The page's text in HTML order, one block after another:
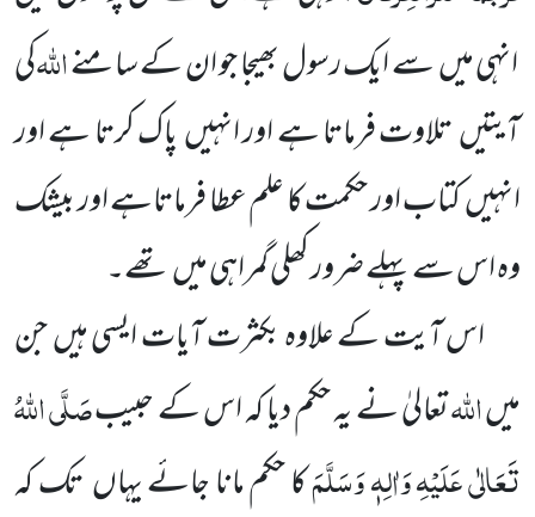
انہی میںسے ایک رسول بھیجا جو ان کے سامنےاللّٰہکی
آیتیںتلاوت فرماتاہے اور انہیںپاک کرتا ہے اور
انہیںکتاب اور حکمت کا علم عطا فرماتاہے اور بیشک
وہ اس سے پہلے ضرور کھلی گمراہی میںتھے۔
اس آیت کے علاوہ بکثرت آیات ایسی ہیںجن
میںاللّٰہتعالیٰ نے یہ حکم دیا کہ اس کے حبیبصَلَّی اللّٰہُ
تَعَالٰی عَلَیْہِ وَاٰلِہٖ وَسَلَّمَکا حکم مانا جائے یہاںتک کہ